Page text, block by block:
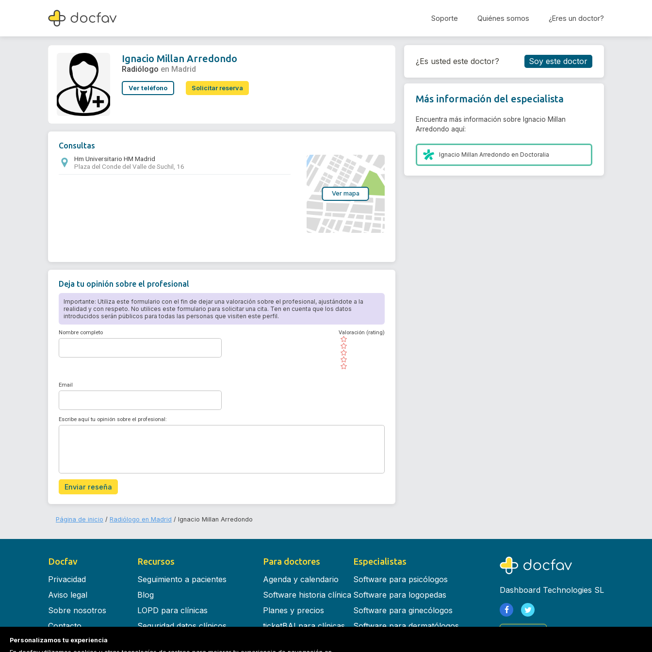
Soporte Quiénes somos ¿Eres un doctor?
Ignacio Millan Arredondo
Radiólogo
Reservar cita
Ignacio Millan Arredondo
Radiólogo en Madrid
Ver teléfono Solicitar reserva
Consultas
Hm Universitario HM Madrid
Plaza del Conde del Valle de Suchil, 16
Ver mapa
Deja tu opinión sobre el profesional
Importante: Utiliza este formulario con el fin de dejar una valoración sobre el profesional, ajustándote a la
realidad y con respeto. No utilices este formulario para solicitar una cita. Ten en cuenta que los datos
introducidos serán públicos para todas las personas que visiten este perfil.
Nombre completo
( )
( )
( )
( )
( )
Valoración (rating)
Email
Escribe aquí tu opinión sobre el profesional:
Enviar reseña
¿Es usted este doctor? Soy este doctor
Más información del especialista
Encuentra más información sobre Ignacio Millan
Arredondo aquí:
Ignacio Millan Arredondo enDoctoralia
Página de inicio Radiólogo en Madrid Ignacio Millan Arredondo
Docfav
Privacidad
Aviso legal
Sobre nosotros
Contacto
Términos y condiciones
Recursos
Seguimiento a pacientes
Blog
LOPD para clínicas
Seguridad datos clínicos
Para doctores
Agenda y calendario
Software historia clínica
Planes y precios
ticketBAI para clínicas
Especialistas
Software para psicólogos
Software para logopedas
Software para ginecólogos
Software para dermatólogos
Dashboard Technologies SL
Personalizamos tu experiencia